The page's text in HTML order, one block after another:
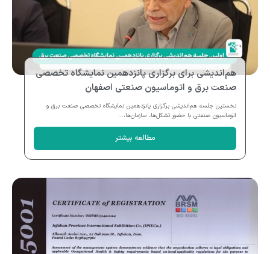
هم‌اندیشی برای برگزاری پانزدهمین نمایشگاه تخصصی
صنعت برق و اتوماسیون صنعتی اصفهان
نخستین جلسه هم‌اندیشی برگزاری پانزدهمین نمایشگاه تخصصی صنعت برق و
اتوماسیون صنعتی با حضور تشکل‌ها، سازمان‌ها،...
مطالعه بیشتر